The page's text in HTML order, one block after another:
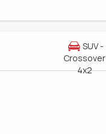
SUV -
Crossover
4x2